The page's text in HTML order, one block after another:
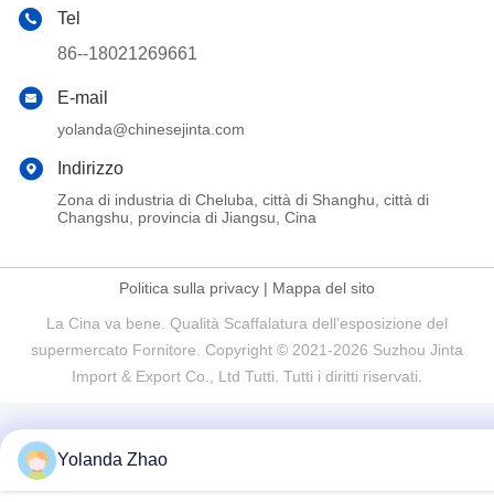
Tel
86--18021269661
E-mail
yolanda@chinesejinta.com
Indirizzo
Zona di industria di Cheluba, città di Shanghu, città di
Changshu, provincia di Jiangsu, Cina
Politica sulla privacy | Mappa del sito
La Cina va bene. Qualità Scaffalatura dell'esposizione del
supermercato Fornitore. Copyright © 2021-2026 Suzhou Jinta
Import & Export Co., Ltd Tutti. Tutti i diritti riservati.
Yolanda Zhao